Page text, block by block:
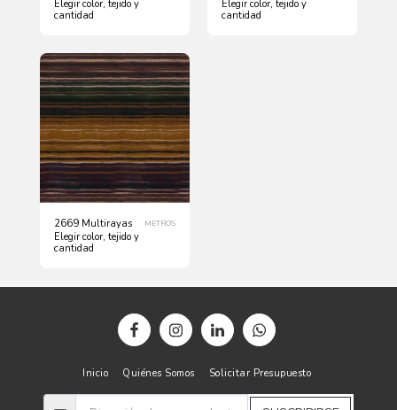
Elegir color, tejido y
cantidad
Elegir color, tejido y
cantidad
2669 Multirayas METROS
Elegir color, tejido y
cantidad
Inicio Quiénes Somos Solicitar Presupuesto